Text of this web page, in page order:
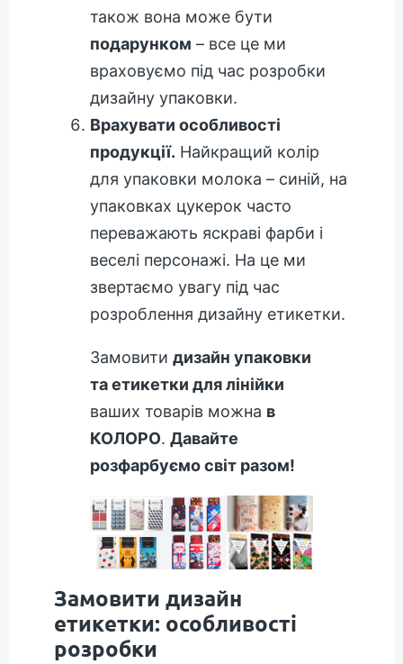
також вона може бути
подарунком – все це ми
враховуємо під час розробки
дизайну упаковки.
Врахувати особливості
продукції. Найкращий колір
для упаковки молока – синій, на
упаковках цукерок часто
переважають яскраві фарби і
веселі персонажі. На це ми
звертаємо увагу під час
розроблення дизайну етикетки.
Замовити дизайн упаковки
та етикетки для лінійки
ваших товарів можна в
КОЛОРО. Давайте
розфарбуємо світ разом!
Замовити дизайн
етикетки: особливості
розробки